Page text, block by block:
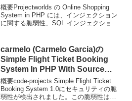
弱性
概要Projectworlds の Online Shopping
System in PHP には、インジェクション
に関する脆弱性、SQL インジェクション
carmelo (Carmelo Garcia)の
Simple Flight Ticket Booking
System In PHP With Source
Codeにおける複数の脆弱性
概要code-projects Simple Flight Ticket
Booking System 1.0にセキュリティの脆
弱性が検出されました。この脆弱性はフ